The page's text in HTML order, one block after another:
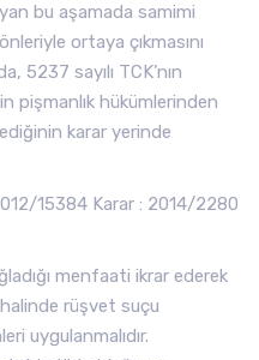
bu aşamada samimi
ortaya çıkmasını
5237 sayılı TCK’nın
pişmanlık hükümlerinden
karar yerinde
15384 Karar : 2014/2280
menfaati ikrar ederek
rüşvet suçu
uygulanmalıdır.